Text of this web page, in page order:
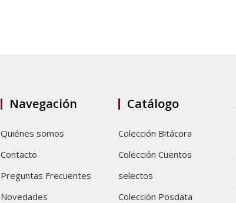
Navegación
Quiénes somos
Contacto
Preguntas Frecuentes
Novedades
Catálogo
Colección Bitácora
Colección Cuentos
selectos
Colección Posdata